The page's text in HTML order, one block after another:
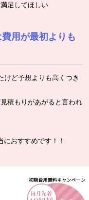
足してほしい
用が最初よりも
けど予想よりも高くつき
積もりがあがると言われ
おすすめです！！